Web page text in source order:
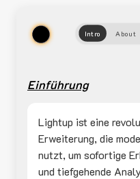
Intro About
Einführung
Lightup ist eine
Erweiterung, die
nutzt, um sofortige
und tiefgehende